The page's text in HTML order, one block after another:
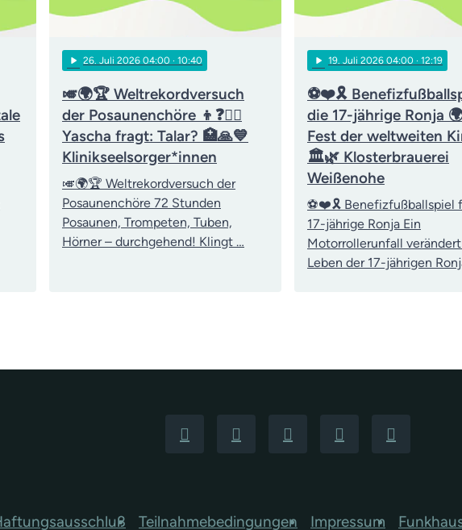
play_arrow 26 . Juli 2026 04:00 · 10:40
🎺🌍🏆 Weltrekordversuch
der Posaunenchöre 👦❓👨‍⚖️
Yascha fragt: Talar? 🏥🙏💙
Klinikseelsorger*innen
🎺🌍🏆 Weltrekordversuch der
Posaunenchöre 72 Stunden
Posaunen, Trompeten, Tuben,
Hörner – durchgehend! Klingt …
play_arrow 19 . Juli 2026 04:00 · 12:19
⚽❤️🎗️
die 17-jährige Ronja
Fest der weltweiten
🏛️🌿 Klosterbrauerei
Weißenohe
⚽❤️🎗️ Benefizfußballspiel
17-jährige Ronja Ein
Motorrollerunfall
Leben der 17-jährigen
Teilnahmebedingungen Impressum